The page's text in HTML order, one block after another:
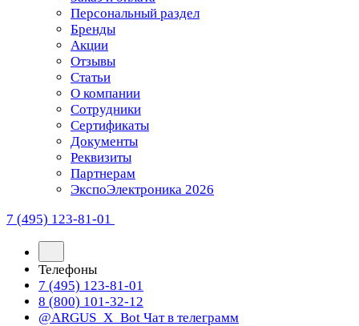
Персональный раздел
Бренды
Акции
Отзывы
Статьи
О компании
Сотрудники
Сертификаты
Документы
Реквизиты
Партнерам
ЭкспоЭлектроника 2026
7 (495) 123-81-01
Телефоны
7 (495) 123-81-01
8 (800) 101-32-12
@ARGUS_X_Bot Чат в телеграмм